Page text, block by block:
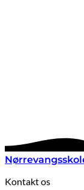
Kontakt os